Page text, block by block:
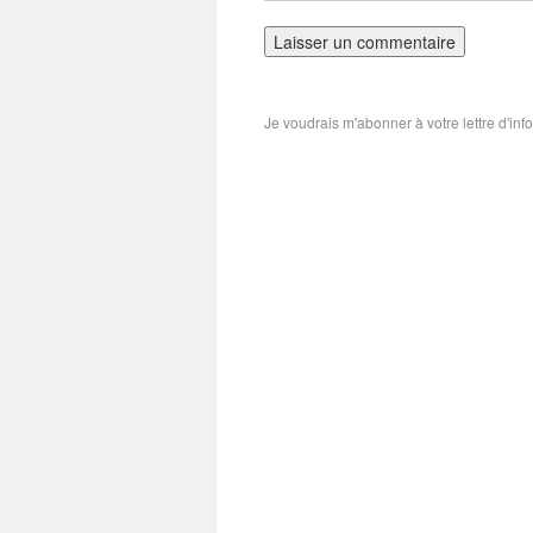
Je voudrais m'abonner à votre lettre